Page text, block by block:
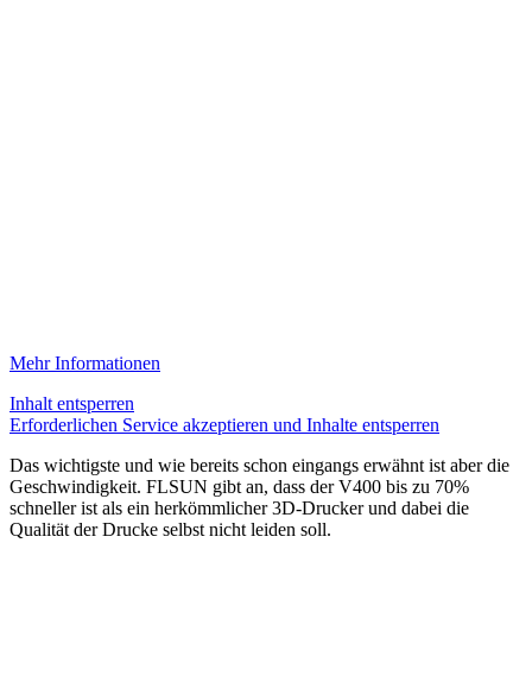
Mehr Informationen
Inhalt entsperren
Erforderlichen Service akzeptieren und Inhalte entsperren
Das wichtigste und wie bereits schon eingangs erwähnt ist aber die
Geschwindigkeit. FLSUN gibt an, dass der V400 bis zu 70%
schneller ist als ein herkömmlicher 3D-Drucker und dabei die
Qualität der Drucke selbst nicht leiden soll.